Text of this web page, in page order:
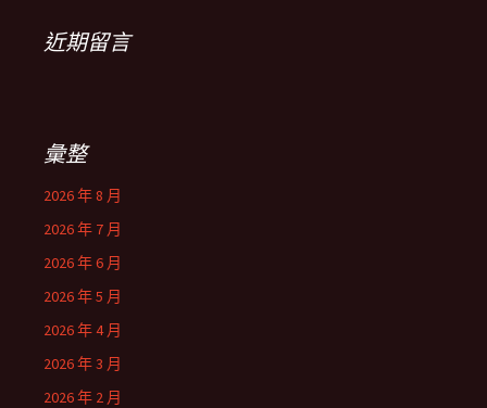
近期留言
彙整
2026 年 8 月
2026 年 7 月
2026 年 6 月
2026 年 5 月
2026 年 4 月
2026 年 3 月
2026 年 2 月